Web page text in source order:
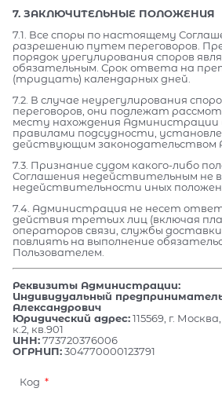
7. ЗАКЛЮЧИТЕЛЬНЫЕ ПОЛОЖЕНИЯ
7.1. Все споры по настоящему
разрешению путем переговоров.
порядок урегулирования споров
обязательным. Срок ответа на
(тридцать) календарных дней.
7.2. В случае неурегулирования
переговоров, они подлежат
месту нахождения Администрации
правилами подсудности,
действующим законодательством
7.3. Признание судом какого-либо
Соглашения недействительным не
недействительности иных
7.4. Администрация не несет
действия третьих лиц (включая
операторов связи, службы
повлиять на выполнение
Пользователем.
Реквизиты Администрации:
Индивидуальный
Александрович
Юридический адрес:115569, г.
к.2, кв.901
ИНН:773720376006
ОГРНИП:304770000123791
Код